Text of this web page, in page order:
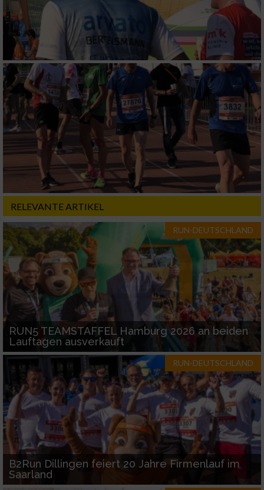
RELEVANTE ARTIKEL
RUN-DEUTSCHLAND
RUN5 TEAMSTAFFEL Hamburg 2026 an beiden
Lauftagen ausverkauft
RUN-DEUTSCHLAND
B2Run Dillingen feiert 20 Jahre Firmenlauf im
Saarland
Verwendung genauer Standortdaten
Geräte anhand von aktiv angeforderten
Informationen identifizieren
Nicht-IAB-Verarbeitungszwecke:
Notwendig
Performance
Funktional
Werbung